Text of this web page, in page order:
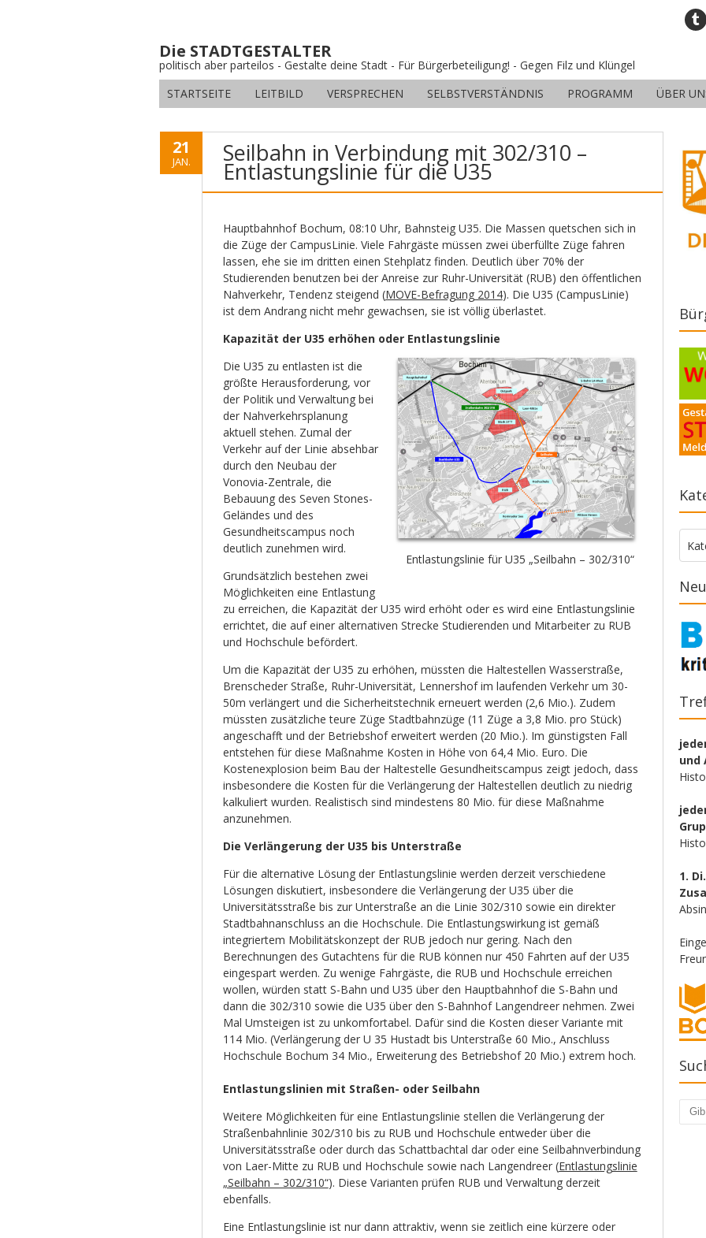
Die STADTGESTALTER
politisch aber parteilos - Gestalte deine Stadt - Für Bürgerbeteiligung! - Gegen Filz und Klüngel
STARTSEITE
LEITBILD VERSPRECHEN SELBSTVERSTÄNDNIS PROGRAMM ÜBER
21
JAN. Seilbahn in Verbindung mit 302/310 –
Entlastungslinie für die U35
Hauptbahnhof Bochum, 08:10 Uhr, Bahnsteig U35. Die Massen quetschen sich in
die Züge der CampusLinie. Viele Fahrgäste müssen zwei überfüllte Züge fahren
lassen, ehe sie im dritten einen Stehplatz finden. Deutlich über 70% der
Studierenden benutzen bei der Anreise zur Ruhr-Universität (RUB) den öffentlichen
Nahverkehr, Tendenz steigend (MOVE-Befragung 2014). Die U35 (CampusLinie)
ist dem Andrang nicht mehr gewachsen, sie ist völlig überlastet.
Kapazität der U35 erhöhen oder Entlastungslinie
Entlastungslinie für U35 „Seilbahn – 302/310“
Die U35 zu entlasten ist die
größte Herausforderung, vor
der Politik und Verwaltung bei
der Nahverkehrsplanung
aktuell stehen. Zumal der
Verkehr auf der Linie absehbar
durch den Neubau der
Vonovia-Zentrale, die
Bebauung des Seven Stones-
Geländes und des
Gesundheitscampus noch
deutlich zunehmen wird.
Grundsätzlich bestehen zwei
Möglichkeiten eine Entlastung
zu erreichen, die Kapazität der U35 wird erhöht oder es wird eine Entlastungslinie
errichtet, die auf einer alternativen Strecke Studierenden und Mitarbeiter zu RUB
und Hochschule befördert.
Um die Kapazität der U35 zu erhöhen, müssten die Haltestellen Wasserstraße,
Brenscheder Straße, Ruhr-Universität, Lennershof im laufenden Verkehr um 30-
50m verlängert und die Sicherheitstechnik erneuert werden (2,6 Mio.). Zudem
müssten zusätzliche teure Züge Stadtbahnzüge (11 Züge a 3,8 Mio. pro Stück)
angeschafft und der Betriebshof erweitert werden (20 Mio.). Im günstigsten Fall
entstehen für diese Maßnahme Kosten in Höhe von 64,4 Mio. Euro. Die
Kostenexplosion beim Bau der Haltestelle Gesundheitscampus zeigt jedoch, dass
insbesondere die Kosten für die Verlängerung der Haltestellen deutlich zu niedrig
kalkuliert wurden. Realistisch sind mindestens 80 Mio. für diese Maßnahme
anzunehmen.
Die Verlängerung der U35 bis Unterstraße
Für die alternative Lösung der Entlastungslinie werden derzeit verschiedene
Lösungen diskutiert, insbesondere die Verlängerung der U35 über die
Universitätsstraße bis zur Unterstraße an die Linie 302/310 sowie ein direkter
Stadtbahnanschluss an die Hochschule. Die Entlastungswirkung ist gemäß
integriertem Mobilitätskonzept der RUB jedoch nur gering. Nach den
Berechnungen des Gutachtens für die RUB können nur 450 Fahrten auf der U35
eingespart werden. Zu wenige Fahrgäste, die RUB und Hochschule erreichen
wollen, würden statt S-Bahn und U35 über den Hauptbahnhof die S-Bahn und
dann die 302/310 sowie die U35 über den S-Bahnhof Langendreer nehmen. Zwei
Mal Umsteigen ist zu unkomfortabel. Dafür sind die Kosten dieser Variante mit
114 Mio. (Verlängerung der U 35 Hustadt bis Unterstraße 60 Mio., Anschluss
Hochschule Bochum 34 Mio., Erweiterung des Betriebshof 20 Mio.) extrem hoch.
Entlastungslinien mit Straßen- oder Seilbahn
Weitere Möglichkeiten für eine Entlastungslinie stellen die Verlängerung der
Straßenbahnlinie 302/310 bis zu RUB und Hochschule entweder über die
Universitätsstraße oder durch das Schattbachtal dar oder eine Seilbahnverbindung
von Laer-Mitte zu RUB und Hochschule sowie nach Langendreer (Entlastungslinie
„Seilbahn – 302/310“). Diese Varianten prüfen RUB und Verwaltung derzeit
ebenfalls.
Eine Entlastungslinie ist nur dann attraktiv, wenn sie zeitlich eine kürzere oder
und
1.